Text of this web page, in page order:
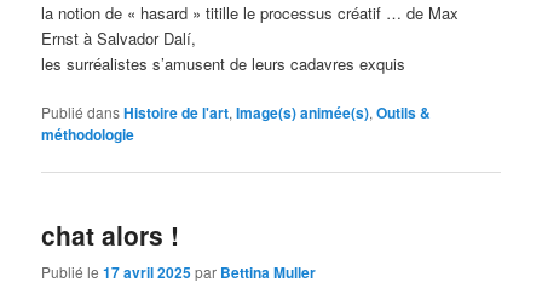
la notion de « hasard » titille le processus créatif … de Max
Ernst à Salvador Dalí,
les surréalistes s’amusent de leurs cadavres exquis
Publié dansHistoire de l'art,Image(s) animée(s),Outils &
méthodologie
chat alors !
Publié le17 avril 2025par Bettina Muller